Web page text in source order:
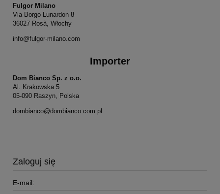
Fulgor Milano
Via Borgo Lunardon 8
36027 Rosà, Włochy
info@fulgor-milano.com
Importer
Dom Bianco Sp. z o.o.
Al. Krakowska 5
05-090 Raszyn, Polska
dombianco@dombianco.com.pl
Zaloguj się
E-mail: